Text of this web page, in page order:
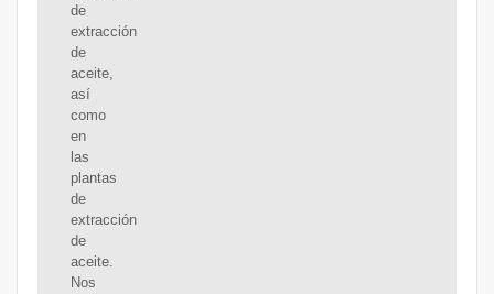
de
extracción
de
aceite,
así
como
en
las
plantas
de
extracción
de
aceite.
Nos